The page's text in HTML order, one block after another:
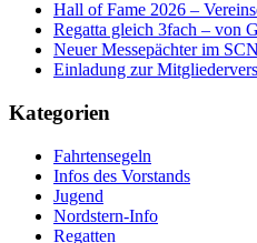
Hall of Fame 2026 –
Regatta gleich 3fach – von
Neuer Messepächter im SCN
Einladung zur
Kategorien
Fahrtensegeln
Infos des Vorstands
Jugend
Nordstern-Info
Regatten